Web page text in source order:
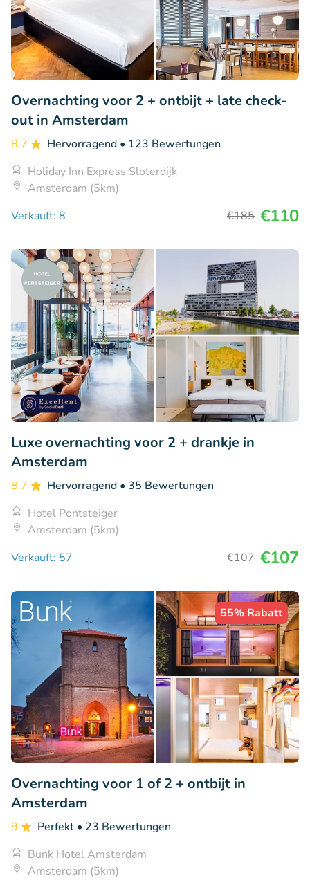
Overnachting voor 2 + ontbijt + late check-
out in Amsterdam
8.7 Hervorragend • 123 Bewertungen
Holiday Inn Express Sloterdijk
Amsterdam (5km)
Verkauft: 8
€185 €110
Luxe overnachting voor 2 + drankje in
Amsterdam
8.7 Hervorragend • 35 Bewertungen
Hotel Pontsteiger
Amsterdam (5km)
Verkauft: 57
€107 €107
55% Rabatt
Overnachting voor 1 of 2 + ontbijt in
Amsterdam
9 Perfekt • 23 Bewertungen
Bunk Hotel Amsterdam
Amsterdam (5km)